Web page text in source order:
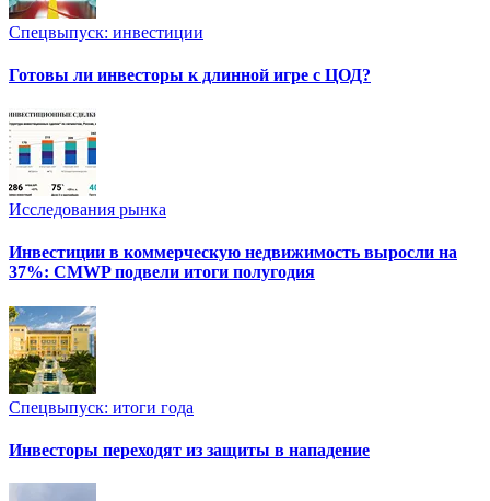
Спецвыпуск: инвестиции
Готовы ли инвесторы к длинной игре с ЦОД?
Исследования рынка
Инвестиции в коммерческую недвижимость выросли на
37%: CMWP подвели итоги полугодия
Спецвыпуск: итоги года
Инвесторы переходят из защиты в нападение